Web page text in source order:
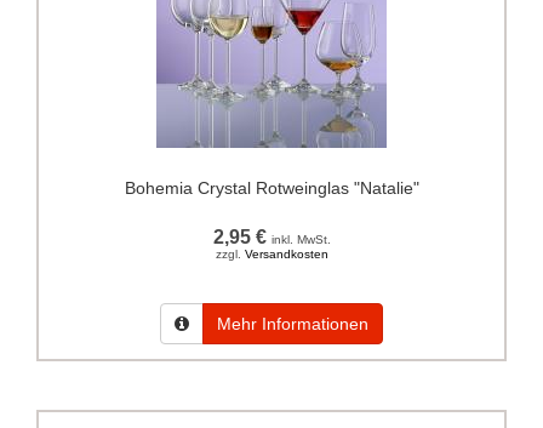
Bohemia Crystal Rotweinglas "Natalie"
2,95 € inkl. MwSt.
zzgl. Versandkosten
Mehr Informationen